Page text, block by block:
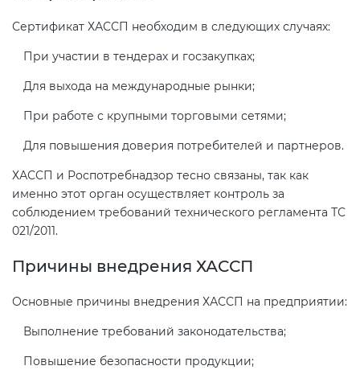
Сертификат ХАССП необходим в следующих случаях:
При участии в тендерах и госзакупках;
Для выхода на международные рынки;
При работе с крупными торговыми сетями;
Для повышения доверия потребителей и партнеров.
ХАССП и Роспотребнадзор тесно связаны, так как
именно этот орган осуществляет контроль за
соблюдением требований технического регламента ТС
021/2011.
Причины внедрения ХАССП
Основные причины внедрения ХАССП на предприятии:
Выполнение требований законодательства;
Повышение безопасности продукции;